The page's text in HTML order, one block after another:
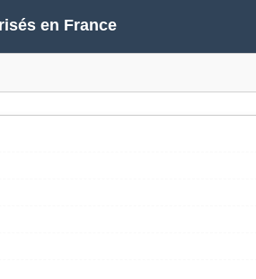
en France